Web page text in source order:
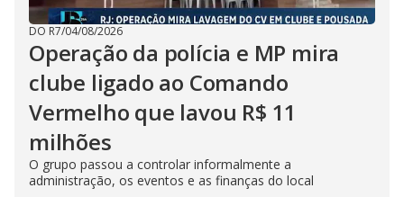
DO R7/04/08/2026
Operação da polícia e MP mira
clube ligado ao Comando
Vermelho que lavou R$ 11
milhões
O grupo passou a controlar informalmente a
administração, os eventos e as finanças do local